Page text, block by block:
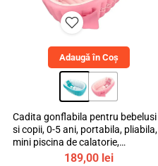
Adaugă în Coș
Cadita gonflabila pentru bebelusi
si copii, 0-5 ani, portabila, pliabila,
mini piscina de calatorie,
bebeLOGIC™189,00 lei